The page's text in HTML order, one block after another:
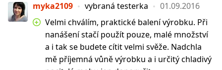
myka2109 vybraná testerka
01.09.2016
Velmi chválím, praktické balení výrobku. Při
nanášení stačí použít pouze, malé množství
a i tak se budete cítit velmi svěže. Nadchla
mě příjemná vůně výrobku a i určitý chladivý